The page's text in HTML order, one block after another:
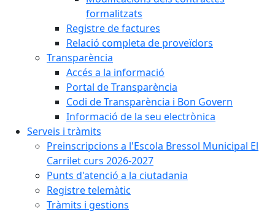
formalitzats
Registre de factures
Relació completa de proveïdors
Transparència
Accés a la informació
Portal de Transparència
Codi de Transparència i Bon Govern
Informació de la seu electrònica
Serveis i tràmits
Preinscripcions a l'Escola Bressol Municipal El
Carrilet curs 2026-2027
Punts d'atenció a la ciutadania
Registre telemàtic
Tràmits i gestions